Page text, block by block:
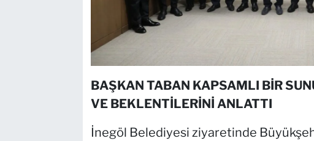
BAŞKAN TABAN KAPSAMLI BİR
VE BEKLENTİLERİNİ ANLATTI
İnegöl Belediyesi ziyaretinde